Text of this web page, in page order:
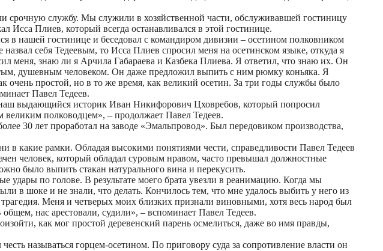
срочную службу. Мы служили в хозяйственной части, обслуживавшей гостиницу
Плиев, который всегда останавливался в этой гостинице.
в нашей гостинице и беседовал с командиром дивизии – осетином полковником
себя Тедеевым, то Исса Плиев спросил меня на осетинском языке, откуда я
меня, знаю ли я Арчила Габараева и Казбека Плиева. Я ответил, что знаю их. Он
душевным человеком. Он даже предложил выпить с ним рюмку коньяка. Я
очень простой, но в то же время, как великий осетин. За три годы службы было
Павел Тедеев.
выдающийся историк Иван Никифорович Цховребов, который попросил
великим полководцем», – продолжает Павел Тедеев.
30 лет проработал на заводе «Эмальпровод». Был передовиком производства,
в какие рамки. Обладая высокими понятиями чести, справедливости Павел Тедеев
человек, который обладал суровым нравом, часто превышал должностные
было выпить стакан натурального вина и перекусить.
удары по голове. В результате моего брата увезли в реанимацию. Когда мы
в шоке и не знали, что делать. Кончилось тем, что мне удалось выбить у него из
Меня и четверых моих близких признали виновными, хотя весь народ был
нас арестовали, судили», – вспоминает Павел Тедеев.
как мог простой деревенский парень осмелиться, даже во имя правды,
называться горцем-осетином. По приговору суда за сопротивление власти он